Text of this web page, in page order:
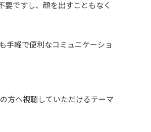
ですし、顔を出すこともなく
手軽で便利なコミュニケーショ
方へ視聴していただけるテーマ